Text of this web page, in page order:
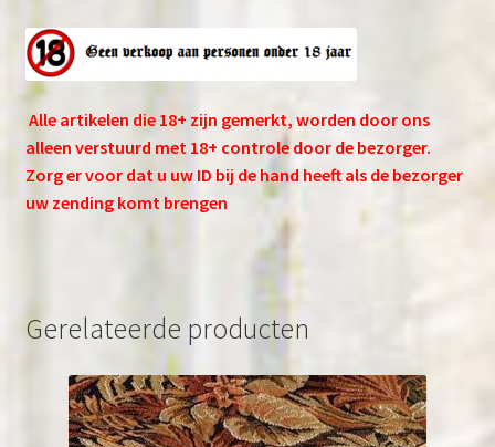
Alle artikelen die 18+ zijn gemerkt, worden door ons
alleen verstuurd met 18+ controle door de bezorger.
Zorg er voor dat u uw ID bij de hand heeft als de bezorger
uw zending komt brengen
Gerelateerde producten